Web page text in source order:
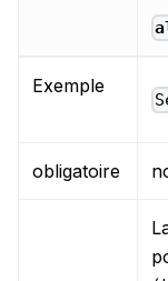
Exemple
obligatoire